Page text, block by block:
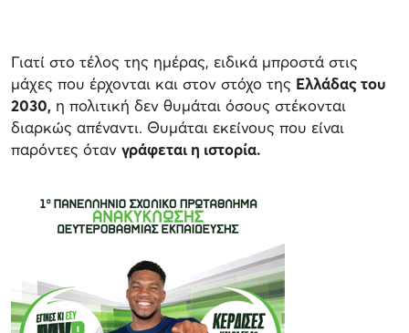
Γιατί στο τέλος της ημέρας, ειδικά μπροστά στις
μάχες που έρχονται και στον στόχο της Ελλάδας του
2030, η πολιτική δεν θυμάται όσους στέκονται
διαρκώς απέναντι. Θυμάται εκείνους που είναι
παρόντες όταν γράφεται η ιστορία.